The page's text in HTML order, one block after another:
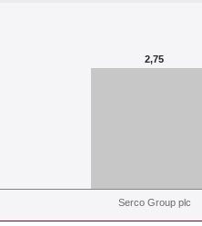
2,75
Serco Group plc